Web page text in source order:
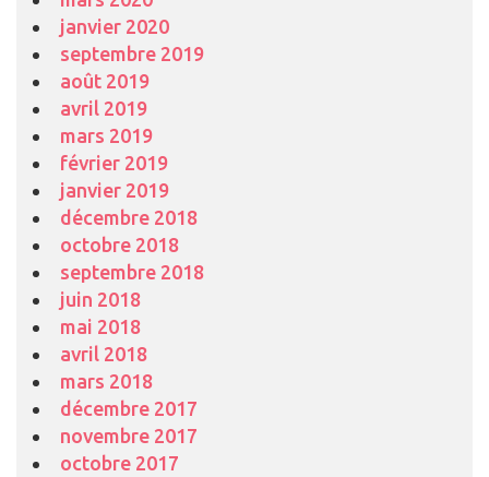
janvier 2020
septembre 2019
août 2019
avril 2019
mars 2019
février 2019
janvier 2019
décembre 2018
octobre 2018
septembre 2018
juin 2018
mai 2018
avril 2018
mars 2018
décembre 2017
novembre 2017
octobre 2017